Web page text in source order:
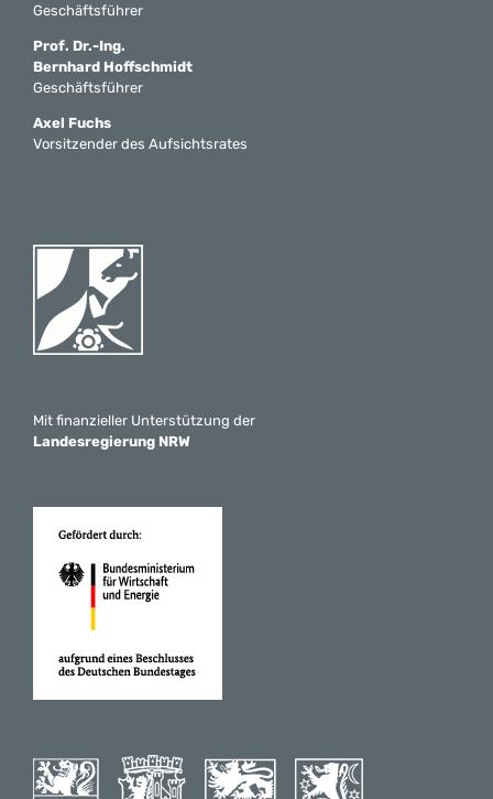
Geschäftsführer
Prof. Dr.-Ing.
Bernhard Hoffschmidt
Geschäftsführer
Axel Fuchs
Vorsitzender des Aufsichtsrates
Mit finanzieller Unterstützung der
Landesregierung NRW